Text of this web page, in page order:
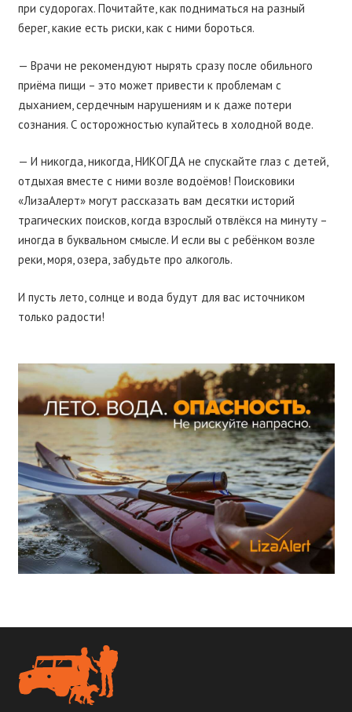
при судорогах. Почитайте, как подниматься на разный
берег, какие есть риски, как с ними бороться.
— Врачи не рекомендуют нырять сразу после обильного
приёма пищи – это может привести к проблемам с
дыханием, сердечным нарушениям и к даже потери
сознания. С осторожностью купайтесь в холодной воде.
— И никогда, никогда, НИКОГДА не спускайте глаз с детей,
отдыхая вместе с ними возле водоёмов! Поисковики
«ЛизаАлерт» могут рассказать вам десятки историй
трагических поисков, когда взрослый отвлёкся на минуту –
иногда в буквальном смысле. И если вы с ребёнком возле
реки, моря, озера, забудьте про алкоголь.
И пусть лето, солнце и вода будут для вас источником
только радости!